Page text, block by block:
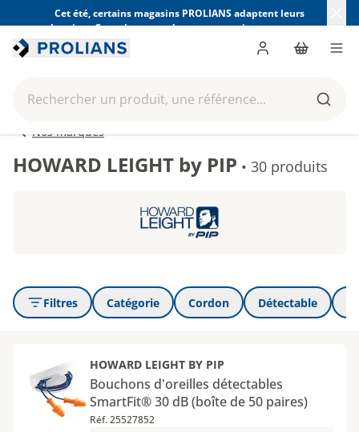
Cet été, certains magasins PROLIANS adaptent leurs
horaires. Consultez ceux de votre magasin avant votre
visite.
Rechercher un produit, une référence...
Panier
Nos marques
HOWARD LEIGHT by PIP • 30 produits
Filtres Catégorie Cordon Détectable
HOWARD LEIGHT BY PIP
Bouchons d'oreilles détectables
SmartFit® 30 dB (boîte de 50 paires)
Réf. 25527852